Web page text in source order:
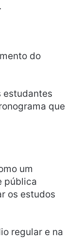
do
estudantes
que
um
pública
os estudos
regular e na